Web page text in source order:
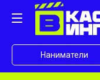
Наниматели